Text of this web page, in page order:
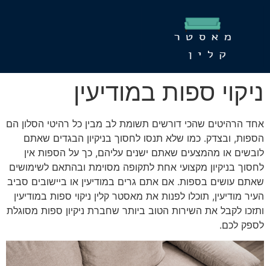
ניקוי ספות במודיעין
אחד הרהיטים שהכי דורשים תשומת לב מבין כל רהיטי הסלון הם
הספות, ובצדק. כמו שלא תנסו לחסוך בניקיון הבגדים שאתם
לובשים או מהמצעים שאתם ישנים עליהם, כך על הספות אין
לחסוך בניקיון מקצועי אחת לתקופה מסוימת ובהתאם לשימושים
שאתם עושים בספות. אם אתם גרים במודיעין או ביישובים סביב
העיר מודיעין, תוכלו לפנות את מאסטר קלין ניקוי ספות במודיעין
ותזכו לקבל את השירות הטוב ביותר שחברת ניקיון ספות מסוגלת
לספק לכם.